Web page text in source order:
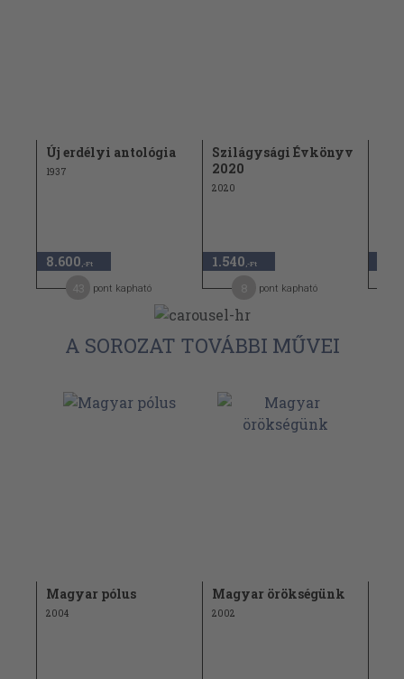
Új erdélyi antológia
1937
8.600 ,-Ft
pont kapható
Szilágysági Évkönyv
2020
2020
1.540 ,-Ft
pont kapható
A SOROZAT TOVÁBBI MŰVEI
Magyar pólus
2004
Magyar örökségünk
2002